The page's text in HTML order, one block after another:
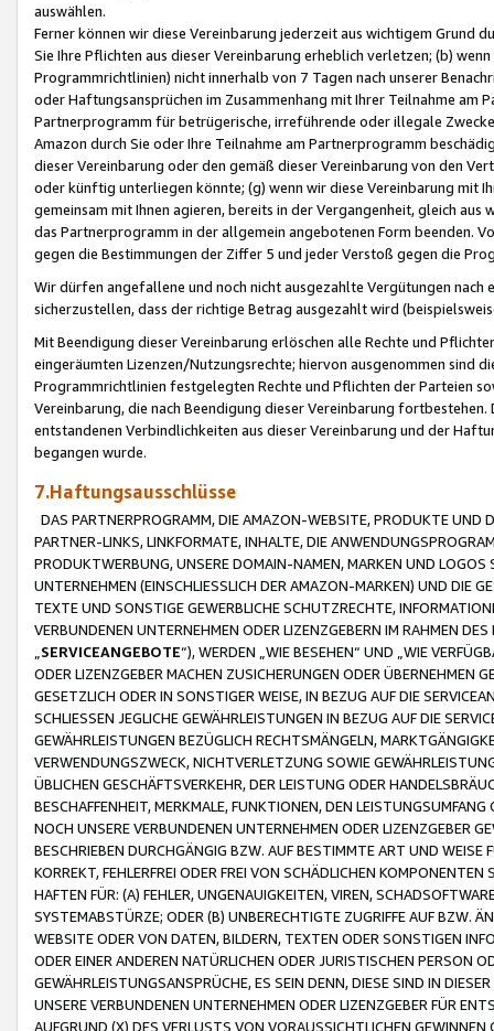
auswählen.
Ferner können wir diese Vereinbarung jederzeit aus wichtigem Grund
Sie Ihre Pflichten aus dieser Vereinbarung erheblich verletzen; (b)
Programmrichtlinien) nicht innerhalb von 7 Tagen nach unserer
oder Haftungsansprüchen im Zusammenhang mit Ihrer Teilnahme am
Partnerprogramm für betrügerische, irreführende oder illegale
Amazon durch Sie oder Ihre Teilnahme am Partnerprogramm
dieser Vereinbarung oder den gemäß dieser Vereinbarung von den
oder künftig unterliegen könnte; (g) wenn wir diese Vereinbarung mit
gemeinsam mit Ihnen agieren, bereits in der Vergangenheit, gleich
das Partnerprogramm in der allgemein angebotenen Form beenden.
gegen die Bestimmungen der Ziffer 5 und jeder Verstoß gegen die
Wir dürfen angefallene und noch nicht ausgezahlte Vergütungen
sicherzustellen, dass der richtige Betrag ausgezahlt wird
Mit Beendigung dieser Vereinbarung erlöschen alle Rechte und
eingeräumten Lizenzen/Nutzungsrechte; hiervon ausgenommen sind
Programmrichtlinien festgelegten Rechte und Pflichten der Parteien
Vereinbarung, die nach Beendigung dieser Vereinbarung
entstandenen Verbindlichkeiten aus dieser Vereinbarung und der
begangen wurde.
7.Haftungsausschlüsse
DAS PARTNERPROGRAMM, DIE AMAZON-WEBSITE, PRODUKTE UND
PARTNER-LINKS, LINKFORMATE, INHALTE, DIE
PRODUKTWERBUNG, UNSERE DOMAIN-NAMEN, MARKEN UND
UNTERNEHMEN (EINSCHLIESSLICH DER AMAZON-MARKEN) UND DIE
TEXTE UND SONSTIGE GEWERBLICHE SCHUTZRECHTE,
VERBUNDENEN UNTERNEHMEN ODER LIZENZGEBERN IM RAHMEN
SERVICEANGEBOTE“), WERDEN „WIE BESEHEN“ UND „WIE
ODER LIZENZGEBER MACHEN ZUSICHERUNGEN ODER ÜBERNEHMEN
GESETZLICH ODER IN SONSTIGER WEISE, IN BEZUG AUF DIE
SCHLIESSEN JEGLICHE GEWÄHRLEISTUNGEN IN BEZUG AUF DIE
GEWÄHRLEISTUNGEN BEZÜGLICH RECHTSMÄNGELN,
VERWENDUNGSZWECK, NICHTVERLETZUNG SOWIE
ÜBLICHEN GESCHÄFTSVERKEHR, DER LEISTUNG ODER
BESCHAFFENHEIT, MERKMALE, FUNKTIONEN, DEN
NOCH UNSERE VERBUNDENEN UNTERNEHMEN ODER LIZENZGEBER
BESCHRIEBEN DURCHGÄNGIG BZW. AUF BESTIMMTE ART UND
KORREKT, FEHLERFREI ODER FREI VON SCHÄDLICHEN
HAFTEN FÜR: (A) FEHLER, UNGENAUIGKEITEN, VIREN,
SYSTEMABSTÜRZE; ODER (B) UNBERECHTIGTE ZUGRIFFE AUF BZW.
WEBSITE ODER VON DATEN, BILDERN, TEXTEN ODER SONSTIGEN
ODER EINER ANDEREN NATÜRLICHEN ODER JURISTISCHEN PERSON
GEWÄHRLEISTUNGSANSPRÜCHE, ES SEIN DENN, DIESE SIND IN
UNSERE VERBUNDENEN UNTERNEHMEN ODER LIZENZGEBER FÜR
AUFGRUND (X) DES VERLUSTS VON VORAUSSICHTLICHEN